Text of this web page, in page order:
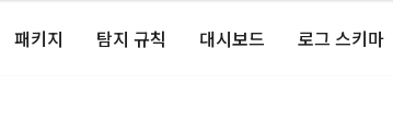
패키지 탐지 규칙 대시보드 로그 스키마